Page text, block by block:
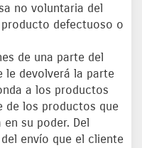
no voluntaria del
defectuoso o
de una parte del
le devolverá la parte
a los productos
de los productos que
su poder. Del
envío que el cliente